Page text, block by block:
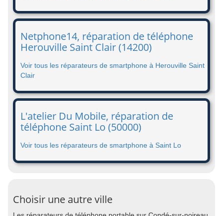
Netphone14, réparation de téléphone
Herouville Saint Clair (14200)
Voir tous les réparateurs de smartphone à Herouville Saint
Clair
L'atelier Du Mobile, réparation de
téléphone Saint Lo (50000)
Voir tous les réparateurs de smartphone à Saint Lo
Choisir une autre ville